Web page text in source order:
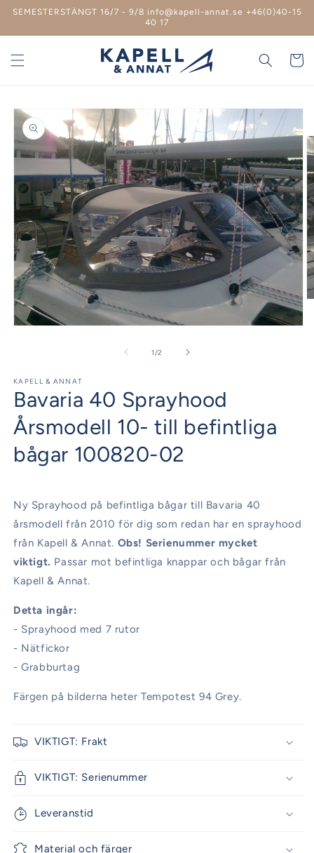
vidare
innehåll
SEMESTERSTÄNGT 16/7 - 9/8 info@kapell-annat.se +46(0)40-15
40 17
vidare till
1/av
2
KAPELL & ANNAT
Bavaria 40 Sprayhood
Årsmodell 10- till befintliga
bågar 100820-02
Ny Sprayhood på befintliga bågar till Bavaria 40
årsmodell från 2010 för dig som redan har en sprayhood
från Kapell & Annat. Obs! Serienummer mycket
viktigt. Passar mot befintliga knappar och bågar från
Kapell & Annat.
Detta ingår:
- Sprayhood med 7 rutor
- Nätfickor
- Grabburtag
Färgen på bilderna heter Tempotest 94 Grey.
VIKTIGT: Frakt
VIKTIGT: Serienummer
Leveranstid
Material och färger